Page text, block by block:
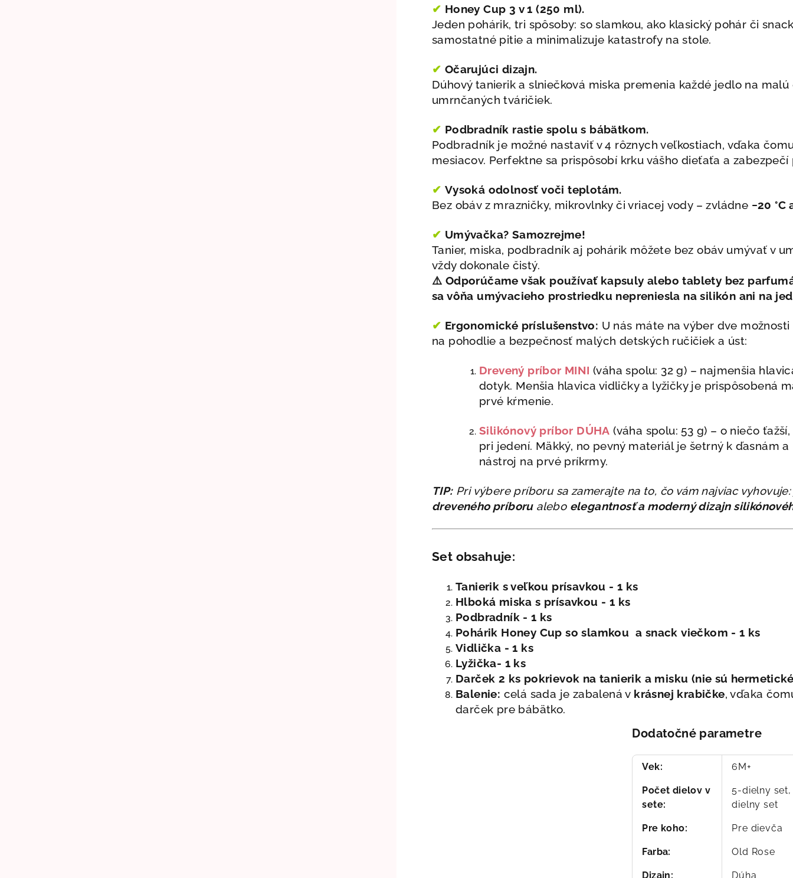
✔ Honey Cup 3 v 1 (250 ml).
Jeden pohárik, tri spôsoby: so slamkou, ako klasický pohár či
samostatné pitie a minimalizuje katastrofy na stole.
✔ Očarujúci dizajn.
Dúhový tanierik a slniečková miska premenia každé jedlo na
umrnčaných tváričiek.
✔ Podbradník rastie spolu s bábätkom.
Podbradník je možné nastaviť v 4 rôznych veľkostiach, vďaka
mesiacov. Perfektne sa prispôsobí krku vášho dieťaťa a
✔ Vysoká odolnosťvoči teplotám.
Bez obáv z mrazničky, mikrovlnky či vriacej vody – zvládne −20 °C
✔ Umývačka? Samozrejme!
Tanier, miska, podbradník aj pohárik môžete bez obáv umývať v
vždy dokonale čistý.
⚠️ Odporúčame však používať kapsuly alebo tablety bez
sa vôňa umývacieho prostriedku nepreniesla na silikón ani na
✔ Ergonomické príslušenstvo: U nás máte na výber dve
na pohodlie a bezpečnosť malých detských ručičiek a úst:
Drevený príbor MINI (váha spolu: 32 g) – najmenšia
dotyk. Menšia hlavica vidličky a lyžičky je prispôsobená
prvé kŕmenie.
Silikónový príbor DÚHA (váha spolu: 53 g) – o niečo
pri jedení. Mäkký, no pevný materiál je šetrný k ďasnám
nástroj na prvé príkrmy.
TIP:Pri výbere príboru sa zamerajte na to, čo vám najviac
dreveného príborualebo elegantnosť a moderný dizajn
Set obsahuje:
Tanierik s veľkou prísavkou - 1 ks
Hlboká miskas prísavkou - 1 ks
Podbradník - 1 ks
Pohárik Honey Cup so slamkou a snack viečkom - 1 ks
Vidlička - 1 ks
Lyžička- 1 ks
Darček 2 ks pokrievok na tanierik a misku (nie sú
Balenie: celá sada je zabalená v krásnej krabičke, vďaka
darček pre bábätko.
Dodatočné parametre
Vek: 6M+
Počet dielov v
sete:
5-dielny
dielny set
Pre koho: Pre dievča
Farba: Old Rose
Dizajn: Dúha